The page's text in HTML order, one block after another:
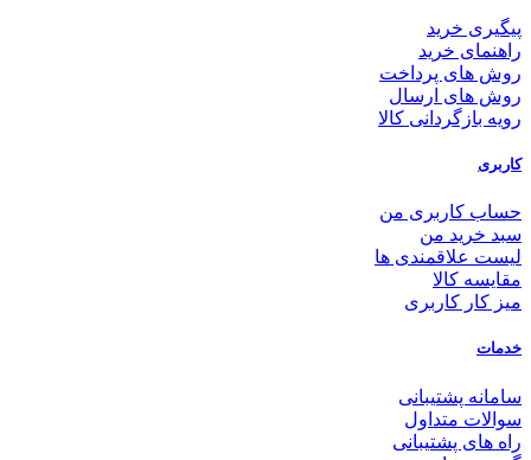
پیگیری خرید
راهنمای خرید
روش های پرداخت
روش های ارسال
رویه بازگردانی کالا
کاربری
حساب کاربری من
سبد خرید من
لیست علاقمندی ها
مقایسه کالا
میز کار کاربری
خدمات
سامانه پشتیبانی
سوالات متداول
راه های پشتیبانی